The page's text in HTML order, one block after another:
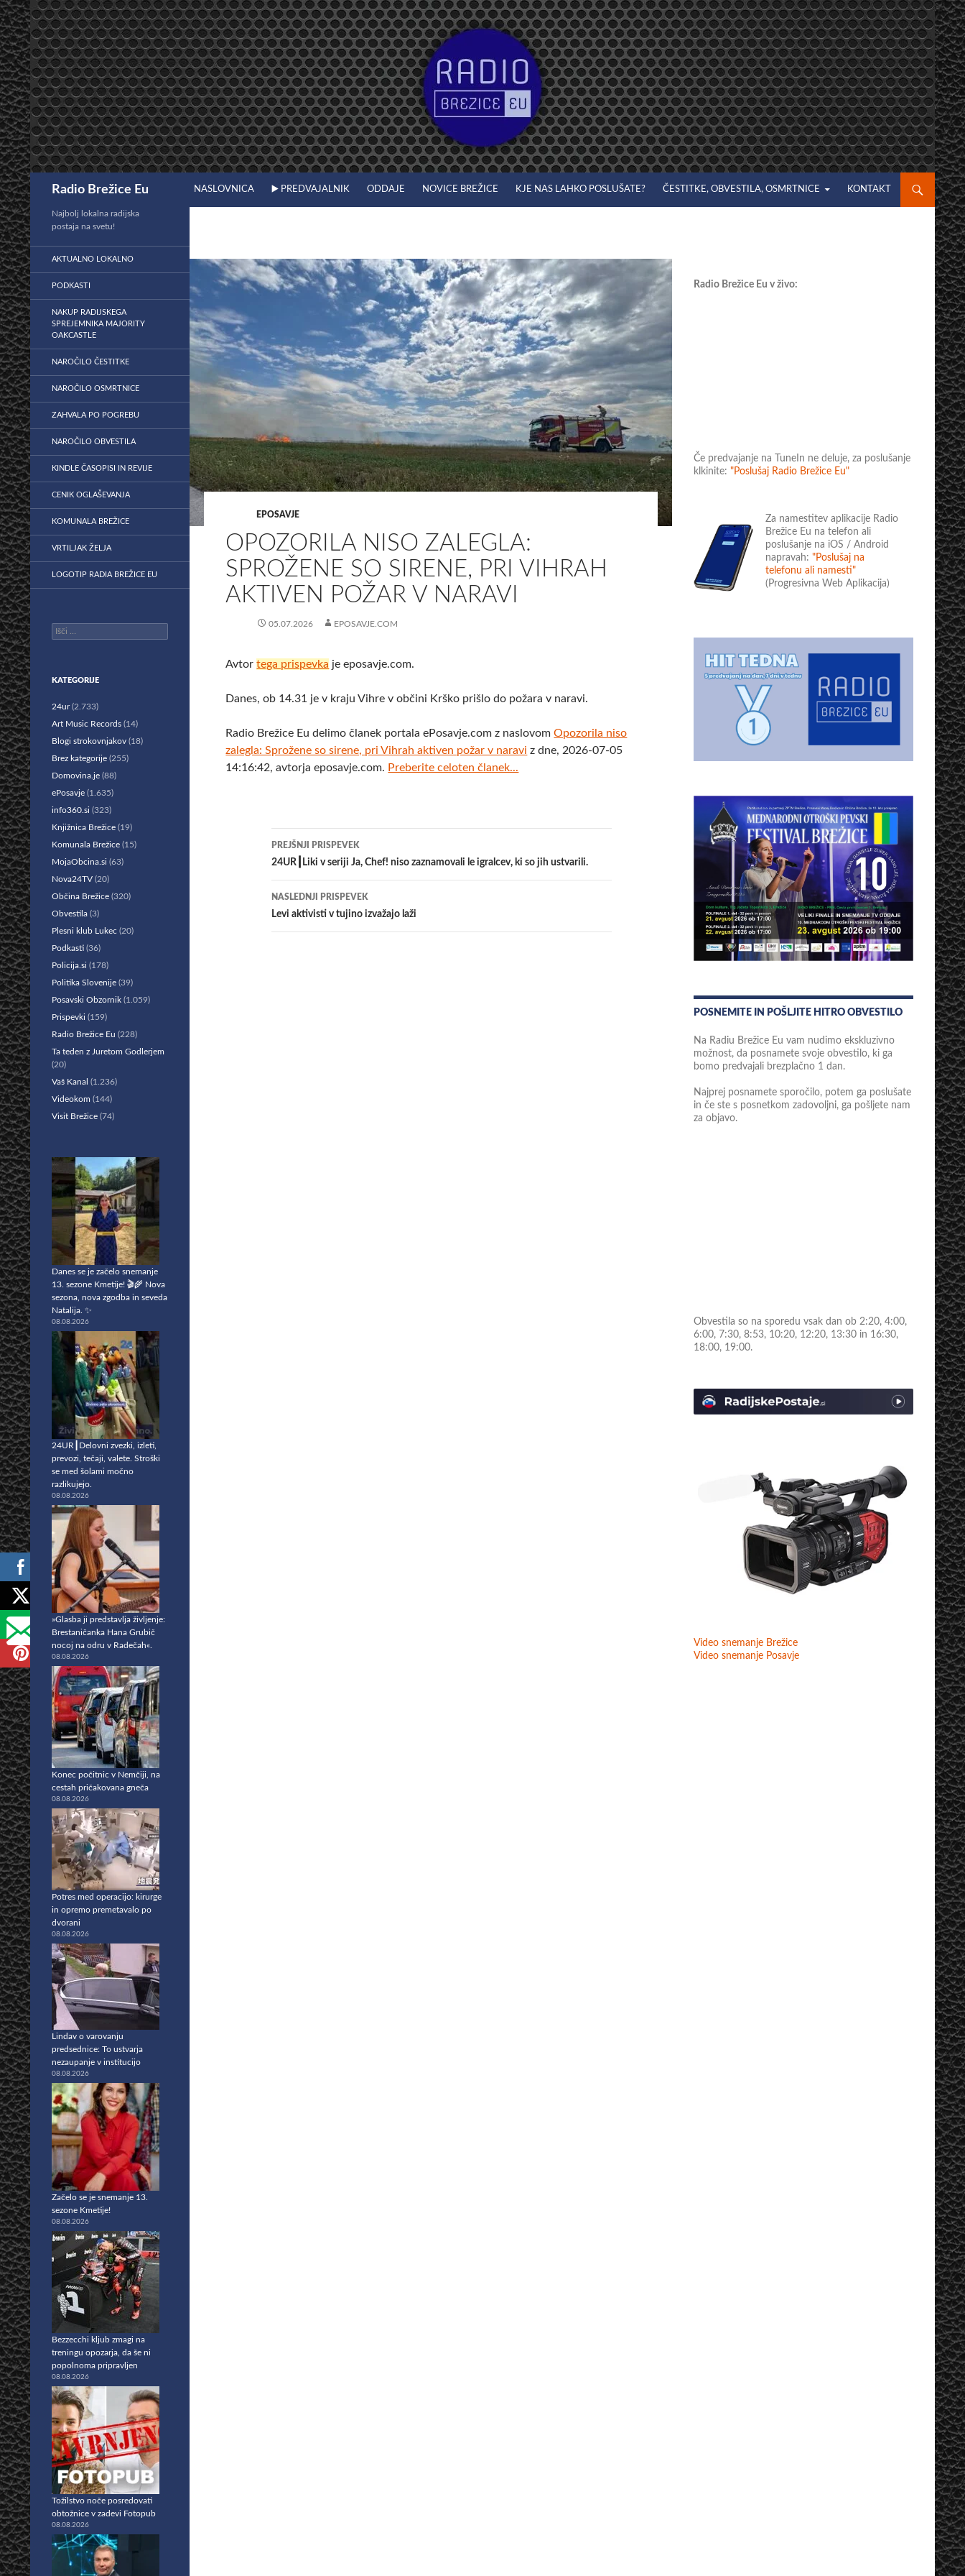
Preskoči
na
vsebino
Radio Brežice Eu NASLOVNICA ▶️ PREDVAJALNIK ODDAJE NOVICE BREŽICE KJE NAS LAHKO POSLUŠATE? ČESTITKE, OBVESTILA, OSMRTNICE KONTAKT
EPOSAVJE
OPOZORILA NISO ZALEGLA:
SPROŽENE SO SIRENE, PRI VIHRAH
AKTIVEN POŽAR V NARAVI
05.07.2026 EPOSAVJE.COM
Avtortega prispevka je eposavje.com.
Danes, ob 14.31 je v kraju Vihre v občini Krško prišlo do požara v naravi.
Radio Brežice Eu delimo članek portala ePosavje.com z naslovomOpozorila niso
zalegla: Sprožene so sirene, pri Vihrah aktiven požar v naravi z dne, 2026-07-05
14:16:42, avtorja eposavje.com. Preberite celoten članek...
Krmarjenje
po
prispevkih
PREJŠNJI PRISPEVEK
24UR┃Liki v seriji Ja, Chef! niso zaznamovali le igralcev, ki so jih ustvarili.
NASLEDNJI PRISPEVEK
Levi aktivisti v tujino izvažajo laži
Radio Brežice Eu v živo:
Če predvajanje na TuneIn ne deluje, za poslušanje
klkinite: "Poslušaj Radio Brežice Eu"
Za namestitev aplikacije Radio
Brežice Eu na telefon ali
poslušanje na iOS / Android
napravah: "Poslušaj na
telefonu ali namesti"
(Progresivna Web Aplikacija)
POSNEMITE IN POŠLJITE HITRO OBVESTILO
Na Radiu Brežice Eu vam nudimo ekskluzivno
možnost, da posnamete svoje obvestilo, ki ga
bomo predvajali brezplačno 1 dan.
Najprej posnamete sporočilo, potem ga poslušate
in če ste s posnetkom zadovoljni, ga pošljete nam
za objavo.
Obvestila so na sporedu vsak dan ob 2:20, 4:00,
6:00, 7:30, 8:53, 10:20, 12:20, 13:30 in 16:30,
18:00, 19:00.
Video snemanje Brežice
Video snemanje Posavje
Najbolj lokalna radijska
postaja na svetu!
AKTUALNO LOKALNO
PODKASTI
NAKUP RADIJSKEGA
SPREJEMNIKA MAJORITY
OAKCASTLE
NAROČILO ČESTITKE
NAROČILO OSMRTNICE
ZAHVALA PO POGREBU
NAROČILO OBVESTILA
KINDLE ČASOPISI IN REVIJE
CENIK OGLAŠEVANJA
KOMUNALA BREŽICE
VRTILJAK ŽELJA
LOGOTIP RADIA BREŽICE EU
Išči:
KATEGORIJE
24ur(2.733)
Art Music Records (14)
Blogi strokovnjakov (18)
Brez kategorije (255)
Domovina.je (88)
ePosavje (1.635)
info360.si (323)
Knjižnica Brežice (19)
Komunala Brežice (15)
MojaObcina.si (63)
Nova24TV (20)
Občina Brežice (320)
Obvestila (3)
Plesni klub Lukec (20)
Podkasti (36)
Policija.si (178)
Politika Slovenije (39)
Posavski Obzornik (1.059)
Prispevki (159)
Radio Brežice Eu (228)
Ta teden z Juretom Godlerjem
(20)
Vaš Kanal (1.236)
Videokom (144)
Visit Brežice (74)
Danes se je začelo snemanje
13. sezone Kmetije! 🎬🌾 Nova
sezona, nova zgodba in seveda
Natalija. ✨
08.08.2026
24UR┃Delovni zvezki, izleti,
prevozi, tečaji, valete. Stroški
se med šolami močno
razlikujejo.
08.08.2026
»Glasba ji predstavlja življenje:
Brestaničanka Hana Grubič
nocoj na odru v Radečah«.
08.08.2026
Konec počitnic v Nemčiji, na
cestah pričakovana gneča
08.08.2026
Potres med operacijo: kirurge
in opremo premetavalo po
dvorani
08.08.2026
Lindav o varovanju
predsednice: To ustvarja
nezaupanje v institucijo
08.08.2026
Začelo se je snemanje 13.
sezone Kmetije!
08.08.2026
Bezzecchi kljub zmagi na
treningu opozarja, da še ni
popolnoma pripravljen
08.08.2026
Tožilstvo noče posredovati
obtožnice v zadevi Fotopub
08.08.2026